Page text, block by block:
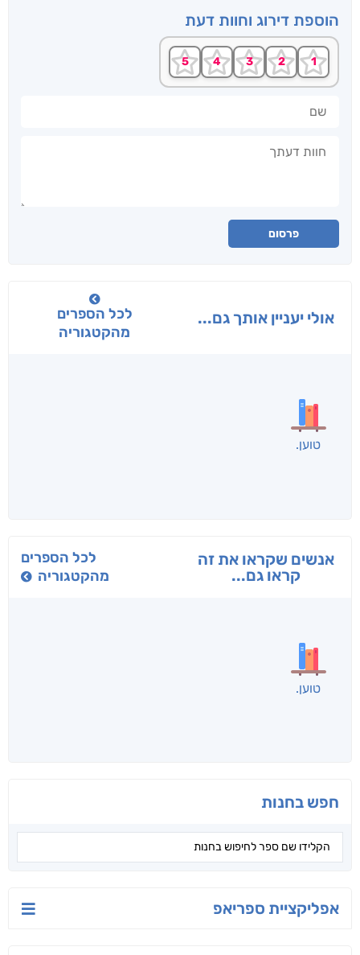
הוספת דירוג וחוות דעת
פרסום
אולי יעניין אותך גם...
לכל הספרים
מהקטגוריה
בפנוכו
חני שאטן
תרדמת
א. פ.
אנשים שקראו את זה